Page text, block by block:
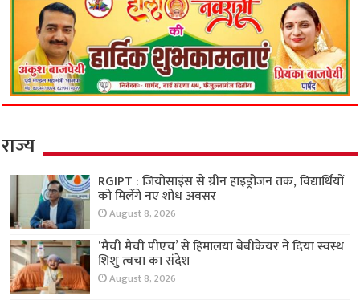
राज्य
RGIPT : जियोसाइंस से ग्रीन हाइड्रोजन तक, विद्यार्थियों
को मिलेंगे नए शोध अवसर
August 8, 2026
‘मैची मैची पीएच’ से हिमालया बेबीकेयर ने दिया स्वस्थ
शिशु त्वचा का संदेश
August 8, 2026